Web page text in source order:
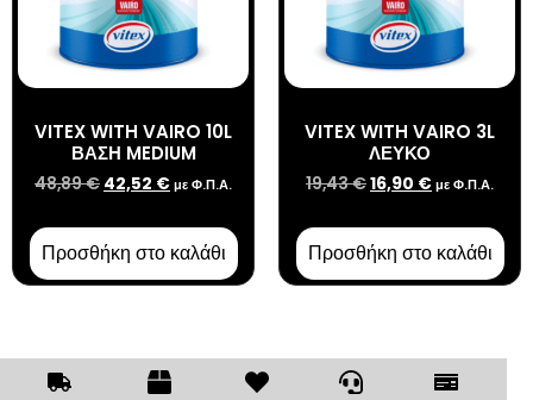
VITEX WITH VAIRO 10L
ΒΑΣΗ MEDIUM
48,89€ 42,52 €με Φ.Π.Α.
Προσθήκη στο καλάθι
VITEX WITH VAIRO 3L
ΛΕΥΚΟ
19,43€16,90 €με Φ.Π.Α.
Προσθήκη στο καλάθι